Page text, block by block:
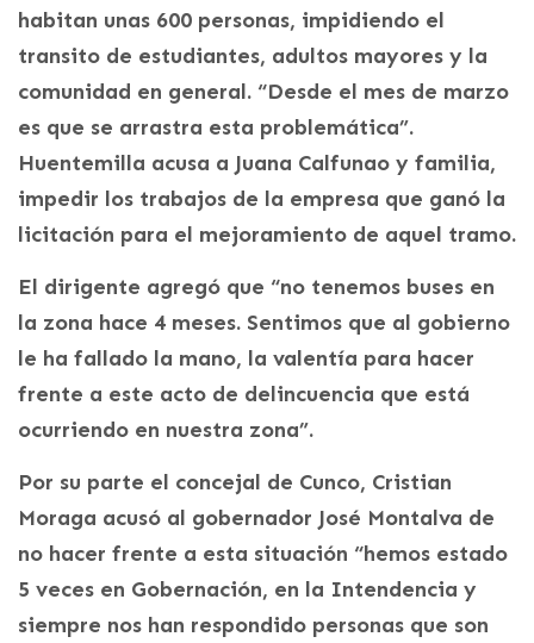
habitan unas 600 personas, impidiendo el
transito de estudiantes, adultos mayores y la
comunidad en general. “Desde el mes de marzo
es que se arrastra esta problemática”.
Huentemilla acusa a Juana Calfunao y familia,
impedir los trabajos de la empresa que ganó la
licitación para el mejoramiento de aquel tramo.
El dirigente agregó que “no tenemos buses en
la zona hace 4 meses. Sentimos que al gobierno
le ha fallado la mano, la valentía para hacer
frente a este acto de delincuencia que está
ocurriendo en nuestra zona”.
Por su parte el concejal de Cunco, Cristian
Moraga acusó al gobernador José Montalva de
no hacer frente a esta situación “hemos estado
5 veces en Gobernación, en la Intendencia y
siempre nos han respondido personas que son